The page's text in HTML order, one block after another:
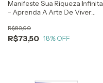
Manifeste Sua Riqueza Infinita
- Aprenda A Arte De Viver
Pushkar Anand
R$73,50
R$89,90
18% OFF